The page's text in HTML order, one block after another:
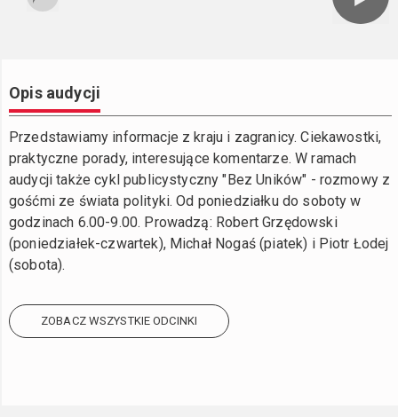
Opis audycji
Przedstawiamy informacje z kraju i zagranicy. Ciekawostki,
praktyczne porady, interesujące komentarze. W ramach
audycji także cykl publicystyczny "Bez Uników" - rozmowy z
gośćmi ze świata polityki. Od poniedziałku do soboty w
godzinach 6.00-9.00. Prowadzą: Robert Grzędowski
(poniedziałek-czwartek), Michał Nogaś (piatek) i Piotr Łodej
(sobota).
ZOBACZ WSZYSTKIE ODCINKI